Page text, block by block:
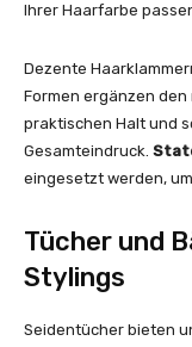
Ihrer Haarfarbe
Dezente
Formen ergänzen
praktischen Halt und
Gesamteindruck.
eingesetzt werden,
Tücher und
Stylings
Seidentücher bieten